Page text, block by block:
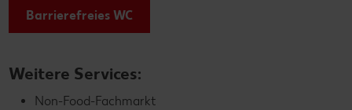
Barrierefreies WC
Weitere Services:
Non-Food-Fachmarkt